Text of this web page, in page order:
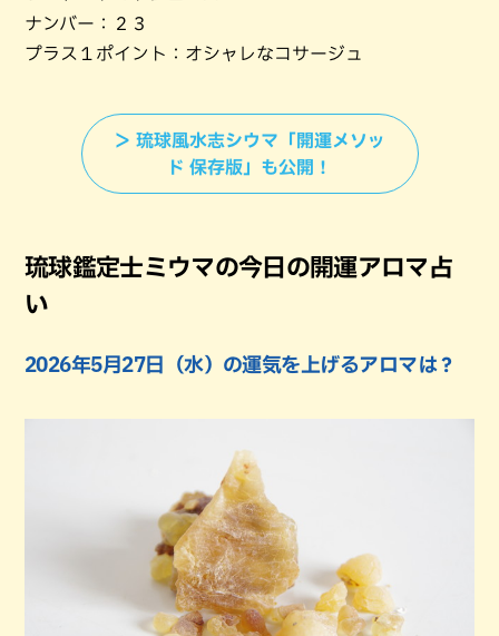
ナンバー：２３
プラス１ポイント：オシャレなコサージュ
＞ 琉球風水志シウマ「開運メソッ
ド 保存版」も公開！
琉球鑑定士ミウマの今日の開運アロマ占
い
2026年5月27日（水）の運気を上げるアロマは？